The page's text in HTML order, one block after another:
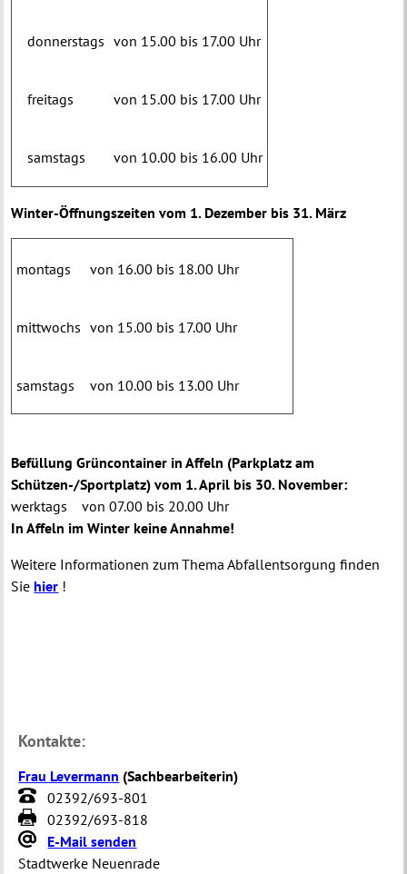
donnerstags von 15.00 bis 17.00 Uhr
freitags von 15.00 bis 17.00 Uhr
samstags von 10.00 bis 16.00 Uhr
Winter-Öffnungszeiten vom 1. Dezember bis 31. März
montags von 16.00 bis 18.00 Uhr
mittwochs von 15.00 bis 17.00 Uhr
samstags von 10.00 bis 13.00 Uhr
Befüllung Grüncontainer in Affeln (Parkplatz am
Schützen-/Sportplatz) vom 1. April bis 30. November:
werktags von 07.00 bis 20.00 Uhr
In Affeln im Winter keine Annahme!
Weitere Informationen zum Thema Abfallentsorgung finden
Siehier !
Kontakte:
Frau Levermann (Sachbearbeiterin)
02392/693-801
02392/693-818
E-Mail senden
Stadtwerke Neuenrade